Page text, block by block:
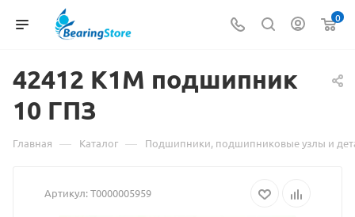
0
42412 К1М Материал
товаре
подшипник
10 ГПЗ
Главная — Каталог — Подшипники, подшипниковые узлы и
Артикул:Т0000005959